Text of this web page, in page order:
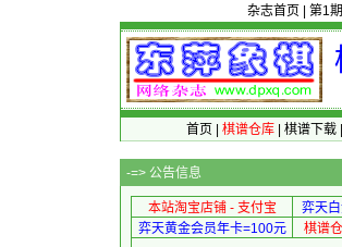
杂志首页 第1期
首页 棋谱仓库| 棋谱下载|
-=> 公告信息
本站淘宝店铺 - 支付宝 弈天
弈天黄金会员年卡=100元
棋谱